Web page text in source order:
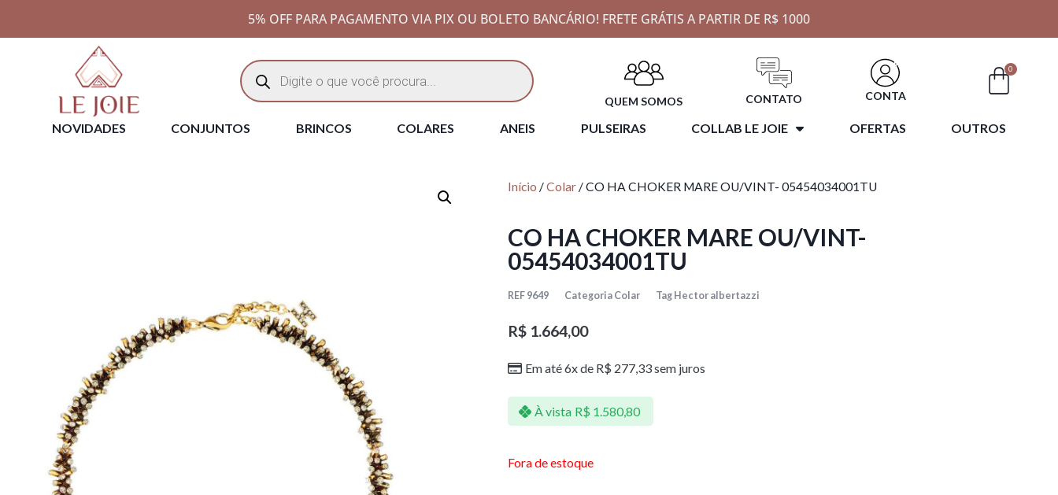
5% OFF PARA PAGAMENTO VIA PIX OU BOLETO BANCÁRIO! FRETE GRÁTIS A PARTIR DE R$ 1000
QUEM SOMOS CONTATO CONTA
0
NOVIDADES CONJUNTOS BRINCOS COLARES ANEIS PULSEIRAS COLLAB LE JOIE OFERTAS OUTROS
Início /Colar / CO HA CHOKER MARE OU/VINT- 05454034001TU
CO HA CHOKER MARE OU/VINT-
05454034001TU
REF 9649 Categoria Colar Tag Hector albertazzi
R$ 1.664,00
Em até 6x de R$ 277,33sem juros
À vista R$ 1.580,80
Fora de estoque